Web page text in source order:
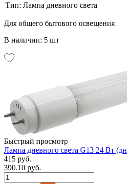
Тип: Лампа дневного света
Для общего бытового освещения
В наличии: 5 шт
Быстрый просмотр
Лампа дневного света G13 24 Вт
415 руб.
390.10 руб.